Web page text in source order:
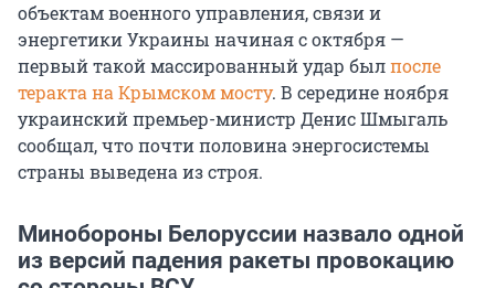
объектам военного управления, связи и
энергетики Украины начиная с октября —
первый такой массированный удар былпосле
теракта на Крымском мосту. В середине ноября
украинский премьер-министр Денис Шмыгаль
сообщал, что почти половина энергосистемы
страны выведена из строя.
Минобороны Белоруссии назвало одной
из версий падения ракеты провокацию